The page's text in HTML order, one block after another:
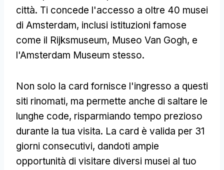
città. Ti concede l'accesso a oltre 40 musei
di Amsterdam, inclusi istituzioni famose
come il Rijksmuseum, Museo Van Gogh, e
l'Amsterdam Museum stesso.
Non solo la card fornisce l'ingresso a questi
siti rinomati, ma permette anche di saltare le
lunghe code, risparmiando tempo prezioso
durante la tua visita. La card è valida per 31
giorni consecutivi, dandoti ampie
opportunità di visitare diversi musei al tuo